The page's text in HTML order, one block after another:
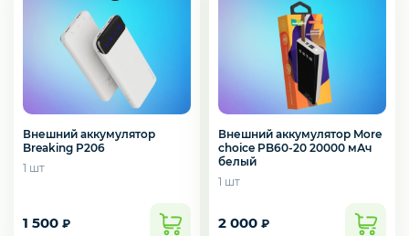
Для Автомобиля
Освещение
Интернет оборудование
Внешний аккумулятор
Breaking P206
1 шт
1 500 ₽
Внешний аккумулятор More
choice PB60-20 20000 мАч
белый
1 шт
2 000 ₽